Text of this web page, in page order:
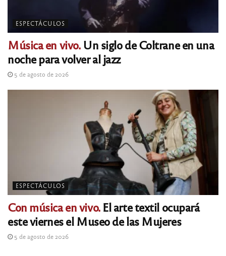
ESPECTÁCULOS
Música en vivo.Un siglo de Coltrane en una
noche para volver al jazz
5 de agosto de 2026
ESPECTÁCULOS
Con música en vivo.El arte textil ocupará
este viernes el Museo de las Mujeres
5 de agosto de 2026